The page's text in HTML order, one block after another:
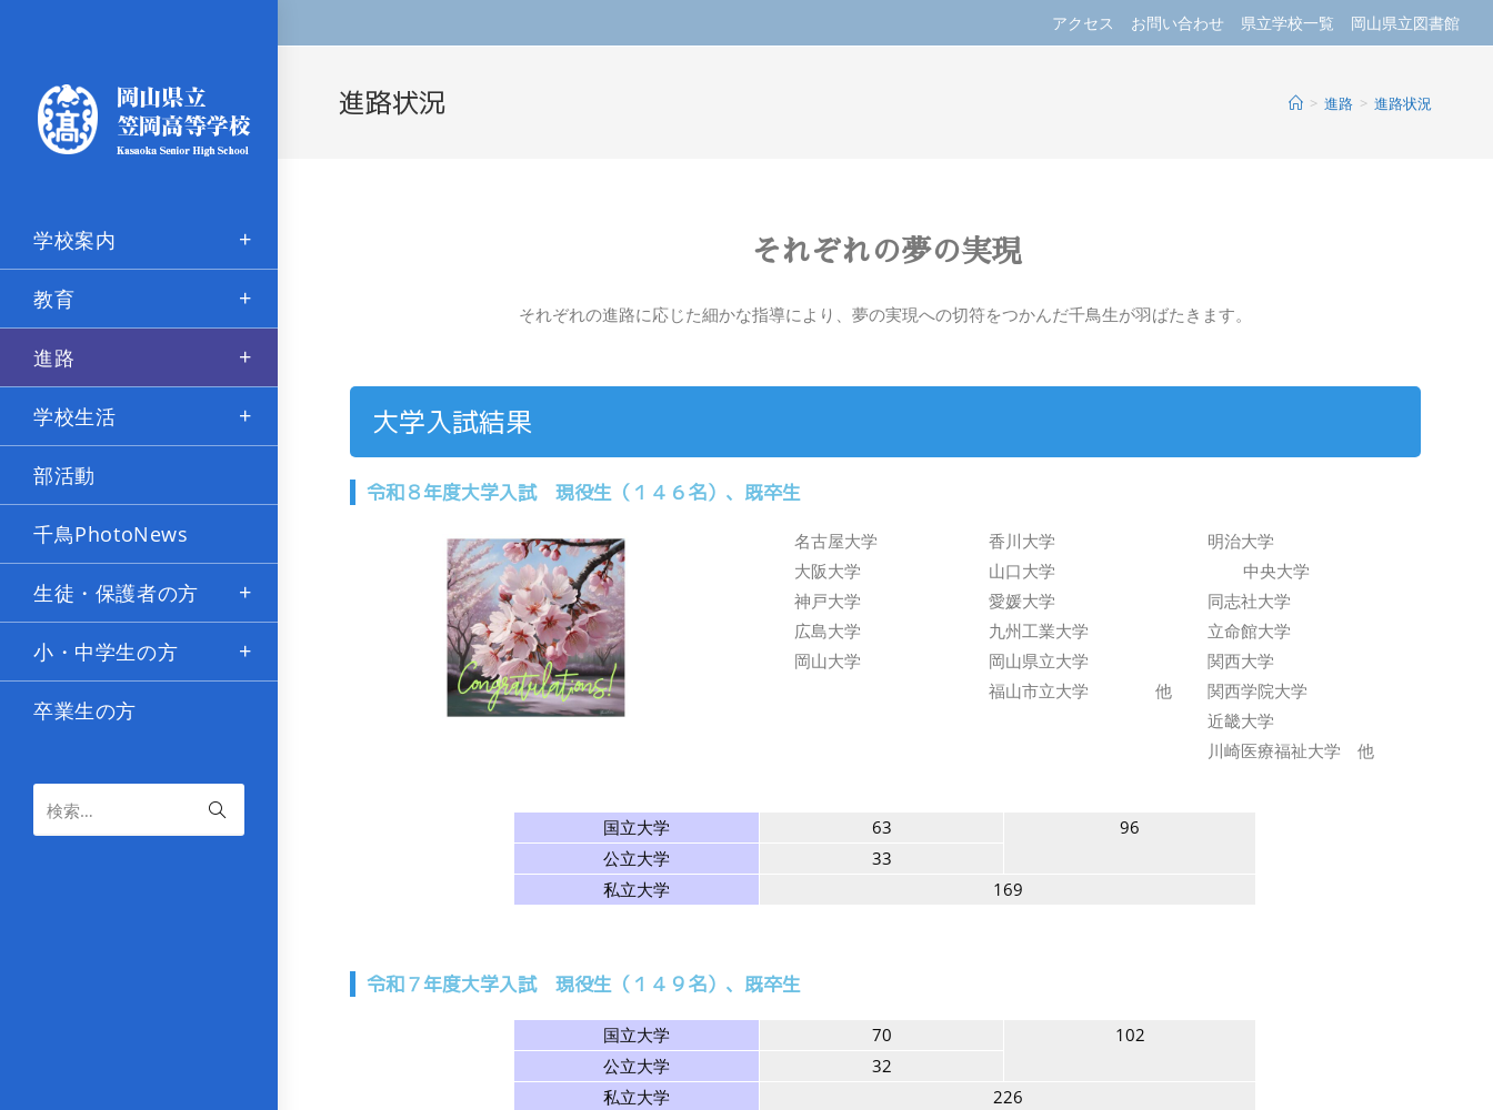
アクセス お問い合わせ 県立学校一覧 岡山県立図書館
学校案内
教育
進路
学校生活
部活動
千鳥PhotoNews
生徒・保護者の方
小・中学生の方
卒業生の方
検索…
進路状況 > 進路 > 進路状況
それぞれの夢の実現
それぞれの進路に応じた細かな指導により、夢の実現への切符をつかんだ千鳥生が羽ばたきます。
大学入試結果
令和８年度大学入試 現役生（１４６名）、既卒生
名古屋大学
大阪大学
神戸大学
広島大学
岡山大学
香川大学
山口大学
愛媛大学
九州工業大学
岡山県立大学
福山市立大学 他
明治大学
中央大学
同志社大学
立命館大学
関西大学
関西学院大学
近畿大学
川崎医療福祉大学 他
国立大学 63
96
公立大学
33
私立大学
169
令和７年度大学入試 現役生（１４９名）、既卒生
国立大学 70
102
公立大学
32
私立大学
226